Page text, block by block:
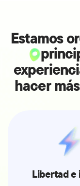
Estamos
hacer
Libertad e